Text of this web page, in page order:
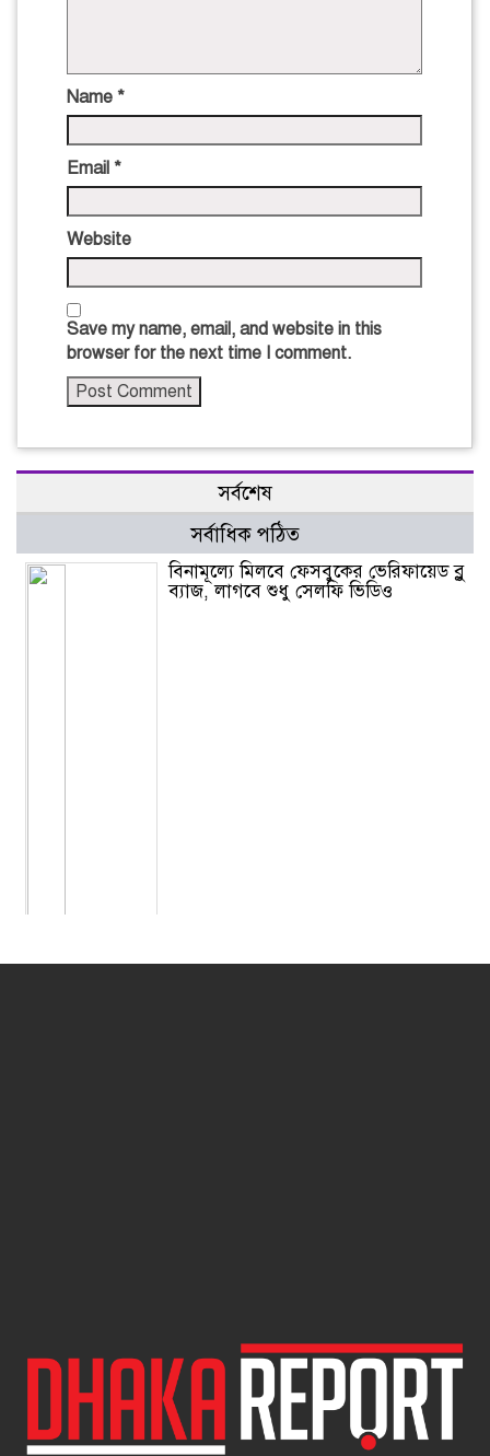
Name *
Email *
Website
Save my name, email, and website in this
browser for the next time I comment.
সর্বশেষ
সর্বাধিক পঠিত
বিনামূল্যে মিলবে ফেসবুকের ভেরিফায়েড ব্লু
ব্যাজ, লাগবে শুধু সেলফি ভিডিও